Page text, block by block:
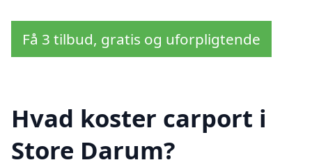
Få 3 tilbud, gratis og uforpligtende
Hvad koster carport i
Store Darum?